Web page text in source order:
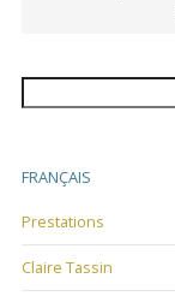
FRANÇAIS
Prestations
Claire Tassin